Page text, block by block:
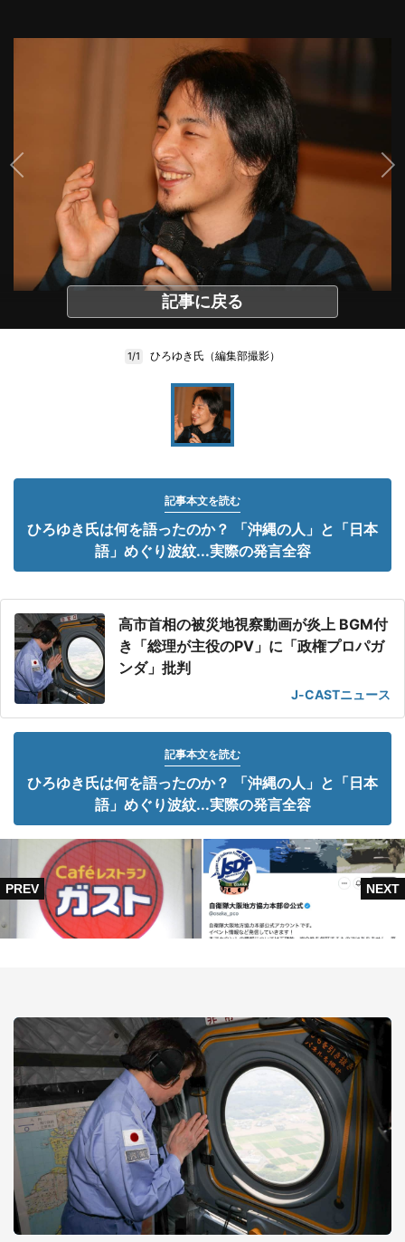
記事に戻る
1/1 ひろゆき氏（編集部撮影）
記事本文を読む
ひろゆき氏は何を語ったのか？ 「沖縄の人」と「日本
語」めぐり波紋...実際の発言全容
高市首相の被災地視察動画が炎上 BGM付
き「総理が主役のPV」に「政権プロパガ
ンダ」批判
J-CASTニュース
記事本文を読む
ひろゆき氏は何を語ったのか？ 「沖縄の人」と「日本
語」めぐり波紋...実際の発言全容